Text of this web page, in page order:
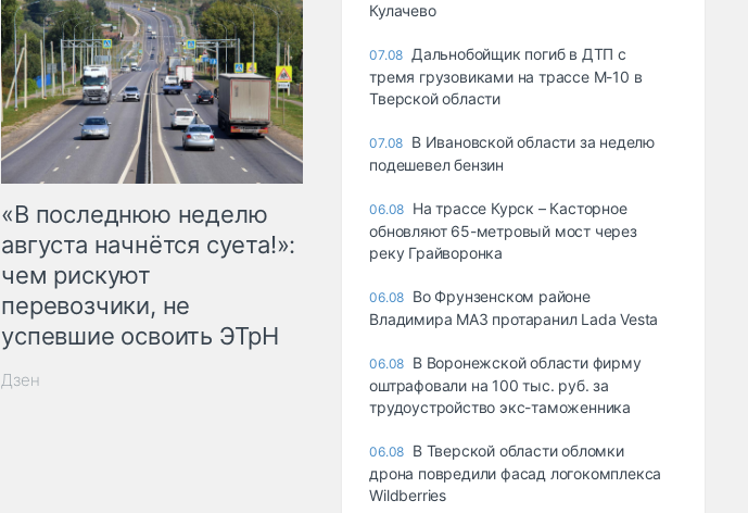
«В последнюю неделю
августа начнётся суета!»:
чем рискуют
перевозчики, не
успевшие освоить ЭТрН
Дзен
Кулачево
07.08 Дальнобойщик погиб в ДТП с
тремя грузовиками на трассе М-10 в
Тверской области
07.08 В Ивановской области за неделю
подешевел бензин
06.08 На трассе Курск – Касторное
обновляют 65-метровый мост через
реку Грайворонка
06.08 Во Фрунзенском районе
Владимира МАЗ протаранил Lada Vesta
06.08 В Воронежской области фирму
оштрафовали на 100 тыс. руб. за
трудоустройство экс-таможенника
06.08 В Тверской области обломки
дрона повредили фасад логокомплекса
Wildberries